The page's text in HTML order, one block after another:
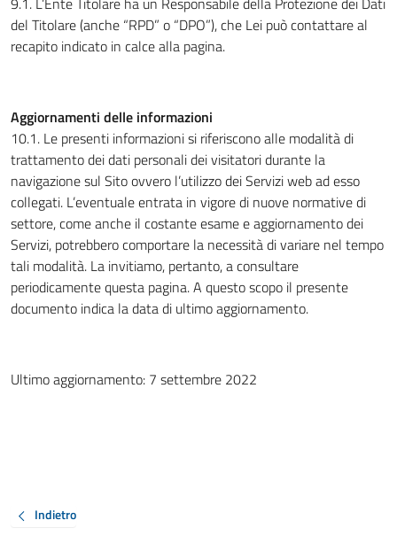
del Titolare (anche “RPD” o “DPO”), che Lei può contattare al
recapito indicato in calce alla pagina.
Aggiornamenti delle informazioni
10.1. Le presenti informazioni si riferiscono alle modalità di
trattamento dei dati personali dei visitatori durante la
navigazione sul Sito ovvero l’utilizzo dei Servizi web ad esso
collegati. L’eventuale entrata in vigore di nuove normative di
settore, come anche il costante esame e aggiornamento dei
Servizi, potrebbero comportare la necessità di variare nel tempo
tali modalità. La invitiamo, pertanto, a consultare
periodicamente questa pagina. A questo scopo il presente
documento indica la data di ultimo aggiornamento.
Ultimo aggiornamento: 7 settembre 2022
Indietro